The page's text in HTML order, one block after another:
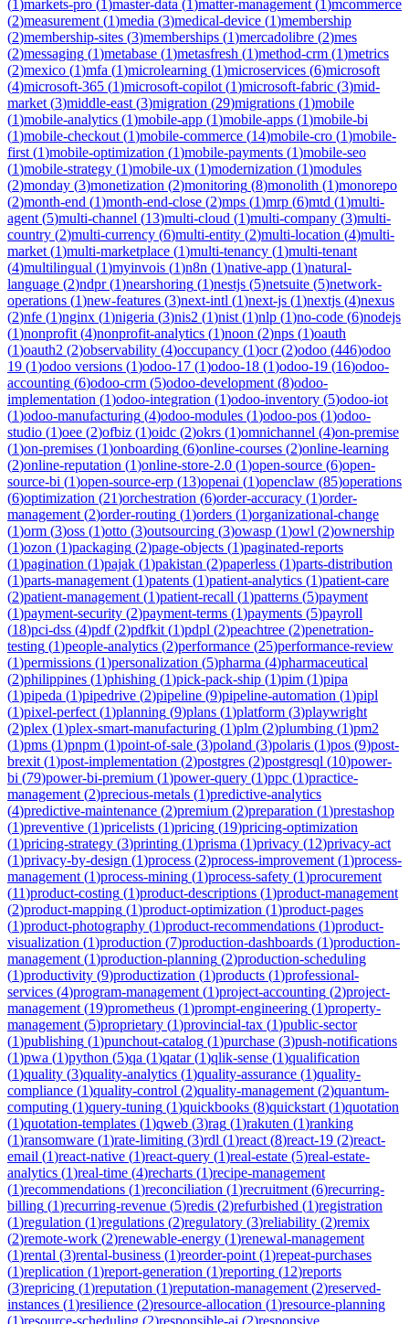
(1)markets-pro (1)master-data (1)matter-management (1)mcommerce
(2)measurement (1)media (3)medical-device (1)membership
(2)membership-sites (3)memberships (1)mercadolibre (2)mes
(2)messaging (1)metabase (1)metasfresh (1)method-crm (1)metrics
(2)mexico (1)mfa (1)microlearning (1)microservices (6)microsoft
(4)microsoft-365 (1)microsoft-copilot (1)microsoft-fabric (3)mid-
market (3)middle-east (3)migration (29)migrations (1)mobile
(1)mobile-analytics (1)mobile-app (1)mobile-apps (1)mobile-bi
(1)mobile-checkout (1)mobile-commerce (14)mobile-cro (1)mobile-
first (1)mobile-optimization (1)mobile-payments (1)mobile-seo
(1)mobile-strategy (1)mobile-ux (1)modernization (1)modules
(2)monday (3)monetization (2)monitoring (8)monolith (1)monorepo
(2)month-end (1)month-end-close (2)mps (1)mrp (6)mtd (1)multi-
agent (5)multi-channel (13)multi-cloud (1)multi-company (3)multi-
country (2)multi-currency (6)multi-entity (2)multi-location (4)multi-
market (1)multi-marketplace (1)multi-tenancy (1)multi-tenant
(4)multilingual (1)myinvois (1)n8n (1)native-app (1)natural-
language (2)ndpr(1)nearshoring (1)nestjs (5)netsuite (5)network-
operations (1)new-features (3)next-intl (1)next-js (1)nextjs (4)nexus
(2)nfe (1)nginx (1)nigeria (3)nis2 (1)nist (1)nlp (1)no-code (6)nodejs
(1)nonprofit (4)nonprofit-analytics (1)noon (2)nps (1)oauth
(1)oauth2 (2)observability (4)occupancy (1)ocr(2)odoo (446)odoo
19 (1)odoo versions (1)odoo-17 (1)odoo-18 (1)odoo-19 (16)odoo-
accounting (6)odoo-crm (5)odoo-development (8)odoo-
implementation (1)odoo-integration (1)odoo-inventory (5)odoo-iot
(1)odoo-manufacturing (4)odoo-modules (1)odoo-pos (1)odoo-
studio (1)oee (2)ofbiz (1)oidc (2)okrs (1)omnichannel (4)on-premise
(1)on-premises (1)onboarding (6)online-courses (2)online-learning
(2)online-reputation (1)online-store-2.0 (1)open-source (6)open-
source-bi (1)open-source-erp (13)openai (1)openclaw (85)operations
(6)optimization (21)orchestration (6)order-accuracy (1)order-
management (2)order-routing (1)orders (1)organizational-change
(1)orm (3)oss (1)otto (3)outsourcing (3)owasp (1)owl (2)ownership
(1)ozon (1)packaging (2)page-objects (1)paginated-reports
(1)pagination (1)pajak (1)pakistan (2)paperless (1)parts-distribution
(1)parts-management (1)patents (1)patient-analytics (1)patient-care
(2)patient-management (1)patient-recall (1)patterns (5)payment
(1)payment-security (2)payment-terms (1)payments (5)payroll
(18)pci-dss (4)pdf(2)pdfkit (1)pdpl (2)peachtree (2)penetration-
testing (1)people-analytics (2)performance (25)performance-review
(1)permissions (1)personalization (5)pharma (4)pharmaceutical
(2)philippines (1)phishing (1)pick-pack-ship (1)pim (1)pipa
(1)pipeda (1)pipedrive (2)pipeline (9)pipeline-automation (1)pipl
(1)pixel-perfect (1)planning (9)plans (1)platform (3)playwright
(2)plex (1)plex-smart-manufacturing (1)plm (2)plumbing (1)pm2
(1)pms (1)pnpm (1)point-of-sale (3)poland (3)polaris (1)pos (9)post-
brexit (1)post-implementation (2)postgres (2)postgresql (10)power-
bi (79)power-bi-premium (1)power-query (1)ppc (1)practice-
management (2)precious-metals (1)predictive-analytics
(4)predictive-maintenance (2)premium (2)preparation (1)prestashop
(1)preventive (1)pricelists (1)pricing (19)pricing-optimization
(1)pricing-strategy (3)printing (1)prisma (1)privacy (12)privacy-act
(1)privacy-by-design (1)process (2)process-improvement (1)process-
management (1)process-mining (1)process-safety (1)procurement
(11)product-costing (1)product-descriptions (1)product-management
(2)product-mapping (1)product-optimization (1)product-pages
(1)product-photography (1)product-recommendations (1)product-
visualization (1)production (7)production-dashboards (1)production-
management (1)production-planning (2)production-scheduling
(1)productivity (9)productization (1)products (1)professional-
services (4)program-management (1)project-accounting (2)project-
management (19)prometheus (1)prompt-engineering (1)property-
management (5)proprietary (1)provincial-tax (1)public-sector
(1)publishing (1)punchout-catalog (1)purchase (3)push-notifications
(1)pwa (1)python (5)qa (1)qatar(1)qlik-sense (1)qualification
(1)quality (3)quality-analytics (1)quality-assurance (1)quality-
compliance (1)quality-control (2)quality-management (2)quantum-
computing (1)query-tuning (1)quickbooks (8)quickstart (1)quotation
(1)quotation-templates (1)qweb (3)rag (1)rakuten (1)ranking
(1)ransomware (1)rate-limiting (3)rdl (1)react (8)react-19 (2)react-
email (1)react-native (1)react-query (1)real-estate (5)real-estate-
analytics (1)real-time (4)recharts (1)recipe-management
(1)recommendations (1)reconciliation (1)recruitment (6)recurring-
billing (1)recurring-revenue (5)redis (2)refurbished (1)registration
(1)regulation (1)regulations (2)regulatory (3)reliability (2)remix
(2)remote-work (2)renewable-energy (1)renewal-management
(1)rental (3)rental-business (1)reorder-point (1)repeat-purchases
(1)replication (1)report-generation (1)reporting (12)reports
(3)repricing (1)reputation (1)reputation-management (2)reserved-
instances (1)resilience (2)resource-allocation (1)resource-planning
(1)resource-scheduling (2)responsible-ai (2)responsive